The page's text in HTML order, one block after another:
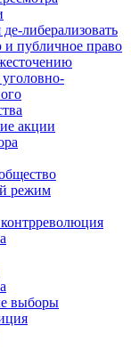
либерализовать
публичное право
акции
режим
выборы